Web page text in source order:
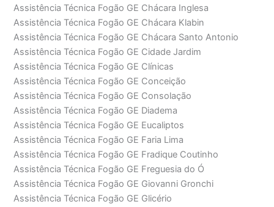
Assistência Técnica Fogão GE Chácara Inglesa
Assistência Técnica Fogão GE Chácara Klabin
Assistência Técnica Fogão GE Chácara Santo Antonio
Assistência Técnica Fogão GE Cidade Jardim
Assistência Técnica Fogão GE Clínicas
Assistência Técnica Fogão GE Conceição
Assistência Técnica Fogão GE Consolação
Assistência Técnica Fogão GE Diadema
Assistência Técnica Fogão GE Eucaliptos
Assistência Técnica Fogão GE Faria Lima
Assistência Técnica Fogão GE Fradique Coutinho
Assistência Técnica Fogão GE Freguesia do Ó
Assistência Técnica Fogão GE Giovanni Gronchi
Assistência Técnica Fogão GE Glicério